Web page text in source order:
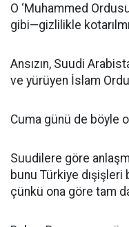
O ‘Muhammed
gibi—gizlilikle
Ansızın, Suudi
ve yürüyen İslam
Cuma günü de böyle
Suudilere göre
bunu Türkiye dışişleri
çünkü ona göre tam